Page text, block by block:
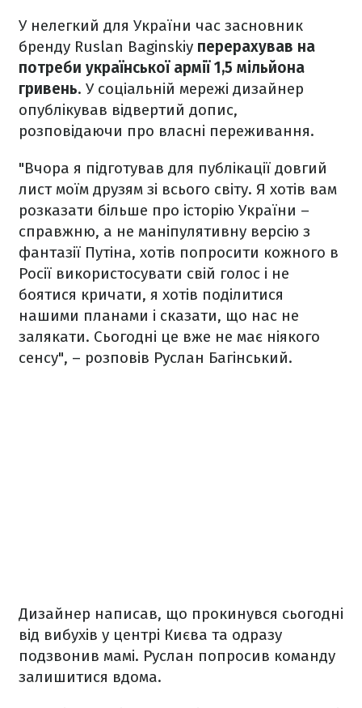
У нелегкий для України час засновник
бренду Ruslan Baginskiy перерахував на
потреби української армії 1,5 мільйона
гривень. У соціальній мережі дизайнер
опублікував відвертий допис,
розповідаючи про власні переживання.
"Вчора я підготував для публікації довгий
лист моїм друзям зі всього світу. Я хотів вам
розказати більше про історію України –
справжню, а не маніпулятивну версію з
фантазії Путіна, хотів попросити кожного в
Росії використосувати свій голос і не
боятися кричати, я хотів поділитися
нашими планами і сказати, що нас не
залякати. Сьогодні це вже не має ніякого
сенсу", – розповів Руслан Багінський.
Дизайнер написав, що прокинувся сьогодні
від вибухів у центрі Києва та одразу
подзвонив мамі. Руслан попросив команду
залишитися вдома.